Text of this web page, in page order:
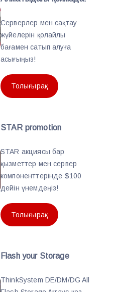
Серверлер мен сақтау
жүйелерін қолайлы
бағамен сатып алуға
асығыңыз!
Толығырақ
STAR promotion
STAR акциясы бар
қызметтер мен сервер
компоненттерінде $100
дейін үнемдеңіз!
Толығырақ
Flash your Storage
ThinkSystem DE/DM/DG All